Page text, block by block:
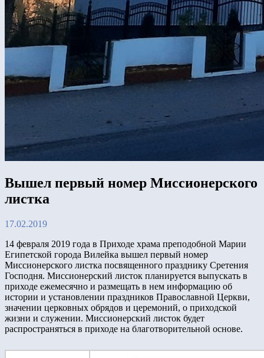
Вышел первый номер Миссионерского
листка
17.02.2019
14 февраля 2019 года в Приходе храма преподобной Марии
Египетской города Вилейка вышел первый номер
Миссионерского листка посвященного празднику Сретения
Господня. Миссионерский листок планируется выпускать в
приходе ежемесячно и размещать в нем информацию об
истории и установлении праздников Православной Церкви,
значении церковных обрядов и церемоний, о приходской
жизни и служении. Миссионерский листок будет
распространяться в приходе на благотворительной основе.